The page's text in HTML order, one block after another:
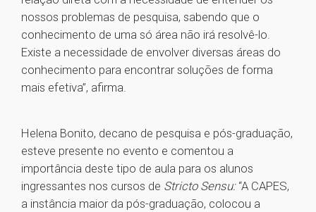
nossos problemas de pesquisa, sabendo que o
conhecimento de uma só área não irá resolvê-lo.
Existe a necessidade de envolver diversas áreas do
conhecimento para encontrar soluções de forma
mais efetiva”, afirma.
Helena Bonito, decano de pesquisa e pós-graduação,
esteve presente no evento e comentou a
importância deste tipo de aula para os alunos
ingressantes nos cursos de Stricto Sensu: “A CAPES,
a instância maior da pós-graduação, colocou a